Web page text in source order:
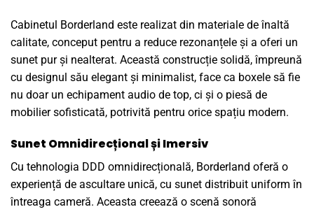
Cabinetul Borderland este realizat din materiale de înaltă
calitate, conceput pentru a reduce rezonanțele și a oferi un
sunet pur și nealterat. Această construcție solidă, împreună
cu designul său elegant și minimalist, face ca boxele să fie
nu doar un echipament audio de top, ci și o piesă de
mobilier sofisticată, potrivită pentru orice spațiu modern.
Sunet Omnidirecțional și Imersiv
Cu tehnologia DDD omnidirecțională, Borderland oferă o
experiență de ascultare unică, cu sunet distribuit uniform în
întreaga cameră. Aceasta creează o scenă sonoră